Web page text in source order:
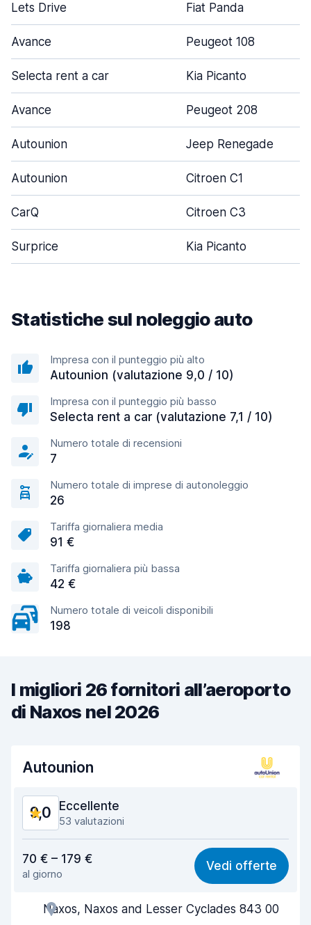
Lets Drive Fiat Panda
Avance Peugeot 108
Selecta rent a car Kia Picanto
Avance Peugeot 208
Autounion Jeep Renegade
Autounion Citroen C1
CarQ Citroen C3
Surprice Kia Picanto
Statistiche sul noleggio auto
Impresa con il punteggio più alto
Autounion (valutazione 9,0 / 10)
Impresa con il punteggio più basso
Selecta rent a car (valutazione 7,1 / 10)
Numero totale di recensioni
7
Numero totale di imprese di autonoleggio
26
Tariffa giornaliera media
91 €
Tariffa giornaliera più bassa
42 €
Numero totale di veicoli disponibili
198
I migliori 26 fornitori all’aeroporto
di Naxos nel 2026
Autounion
9,0 Eccellente
53 valutazioni
8,6
Facile da trovare 9,1
Gentilezza degli agenti 9,0
70 € – 179 €
al giorno
Vedi offerte
Naxos, Naxos and Lesser Cyclades 843 00